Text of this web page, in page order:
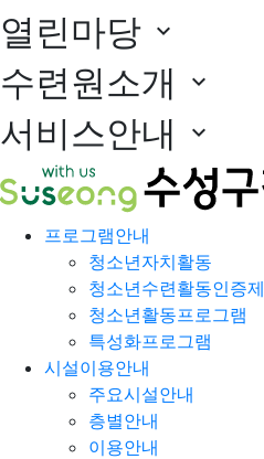
열린마당 expand_more
수련원소개 expand_more
서비스안내 expand_more
프로그램안내
청소년자치활동
청소년수련활동인증제
청소년활동프로그램
특성화프로그램
시설이용안내
주요시설안내
층별안내
이용안내